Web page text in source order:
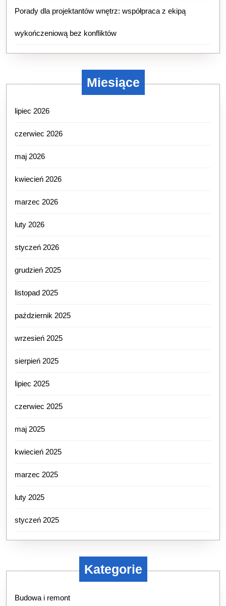
Porady dla projektantów wnętrz: współpraca z ekipą
wykończeniową bez konfliktów
Miesiące
lipiec 2026
czerwiec 2026
maj 2026
kwiecień 2026
marzec 2026
luty 2026
styczeń 2026
grudzień 2025
listopad 2025
październik 2025
wrzesień 2025
sierpień 2025
lipiec 2025
czerwiec 2025
maj 2025
kwiecień 2025
marzec 2025
luty 2025
styczeń 2025
Kategorie
Budowa i remont